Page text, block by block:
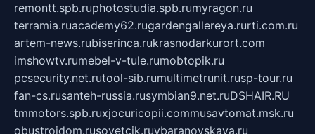
remontt.spb.ruphotostudia.spb.rumyragon.ru
terramia.ruacademy62.rugardengallereya.rurti.com.ru
artem-news.rubiserinca.rukrasnodarkurort.com
imshowtv.rumebel-v-tule.rumobtopik.ru
pcsecurity.net.rutool-sib.rumultimetrunit.rusp-tour.ru
fan-cs.rusanteh-russia.rusymbian9.net.ruDSHAIR.RU
tmmotors.spb.ruxjocuricopii.commusavtomat.msk.ru
obustrojdom.rusovetcik.ruybaranovskaya.ru